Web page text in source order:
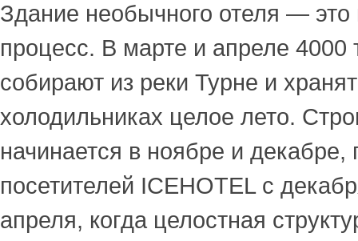
Здание необычного отеля — это
процесс. В марте и апреле 4000
собирают из реки Турне и
холодильниках целое лето.
начинается в ноябре и декабре,
посетителей ICEHOTEL с
апреля, когда целостная